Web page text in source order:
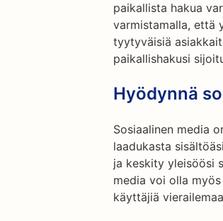
paikallista hakua
varmistamalla, että
tyytyväisiä
paikallishakusi
Hyödynnä
Sosiaalinen media
laadukasta
ja keskity yleisöösi
media voi olla
käyttäjiä